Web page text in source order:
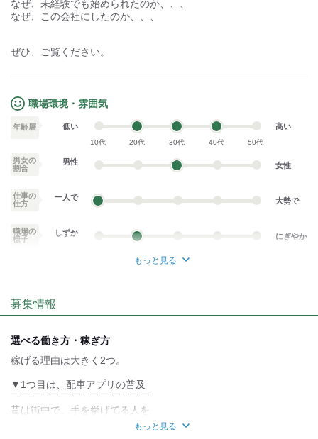
なぜ、未経験でも始められたのか、、、
なぜ、この会社にしたのか、、、
ぜひ、ご覧ください。
職場環境・雰囲気
年齢層 低い
10代 20代 30代 40代 50代
高い
男女の
割合
男性 女性
仕事の
仕方
一人で 大勢で
職場の
様子
しずか にぎやか
個性が生かせる
デスクワーク
お客様との対話が
力仕事が少ない
もっと見る
募集情報
選べる働き方・稼ぎ方
稼げる理由は大きく2つ。
▼1つ目は、配車アプリの普及
￣￣￣￣￣￣￣￣￣￣￣￣￣￣
昔は街中で、手を挙げてる人を
もっと見る